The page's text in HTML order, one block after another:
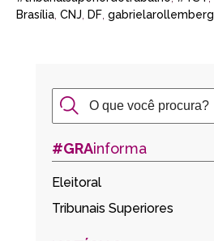
Brasília CNJ DF gabrielarollemberg
#GRAinforma
Eleitoral
Tribunais Superiores